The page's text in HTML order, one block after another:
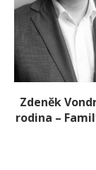
Zdeněk
rodina –